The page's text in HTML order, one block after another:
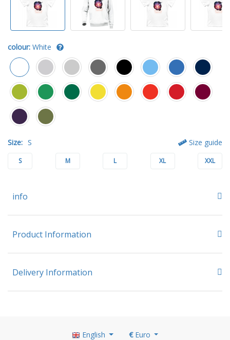
colour: White
Size: S Size guide
S M L XL XXL
info
Product Information
Delivery Information
English €Euro